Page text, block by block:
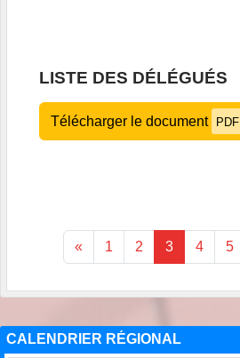
LISTE DES DÉLÉGUÉS
Télécharger le document PDF
« 1 2 3 4 5
CALENDRIER RÉGIONAL